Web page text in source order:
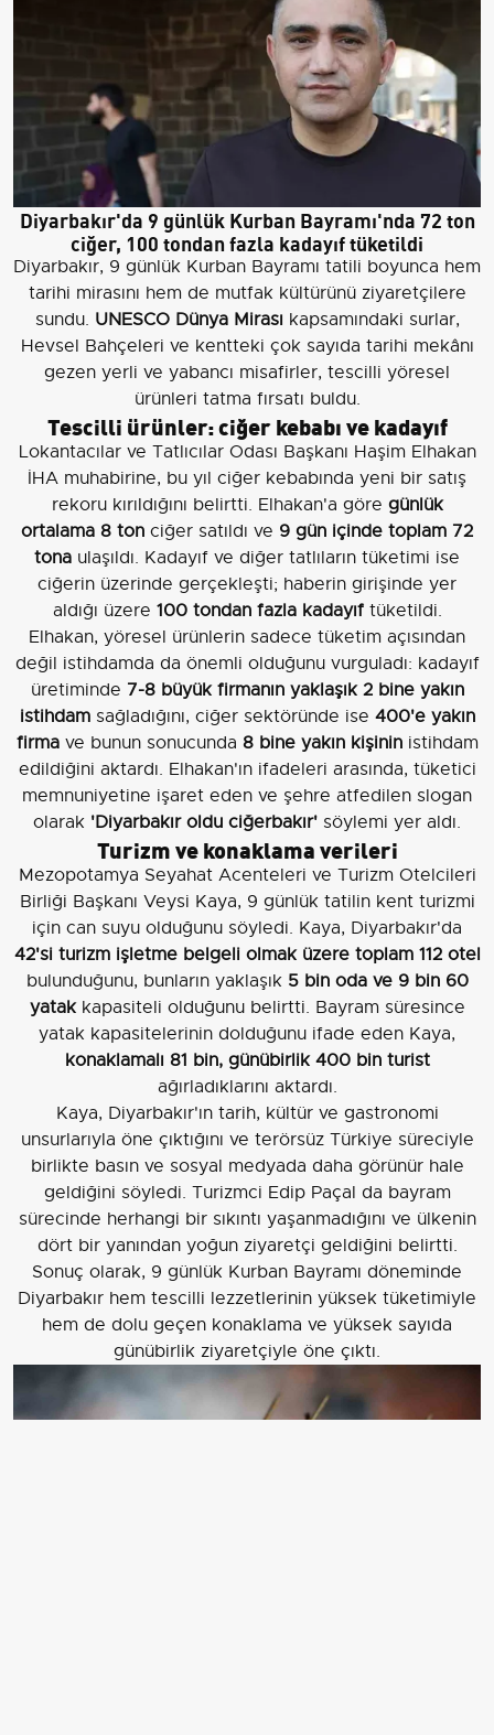
Diyarbakır'da 9 günlük Kurban Bayramı'nda 72 ton
ciğer, 100 tondan fazla kadayıf tüketildi
Diyarbakır, 9 günlük Kurban Bayramı tatili boyunca hem
tarihi mirasını hem de mutfak kültürünü ziyaretçilere
sundu. UNESCO Dünya Mirası kapsamındaki surlar,
Hevsel Bahçeleri ve kentteki çok sayıda tarihi mekânı
gezen yerli ve yabancı misafirler, tescilli yöresel
ürünleri tatma fırsatı buldu.
Tescilli ürünler: ciğer kebabı ve kadayıf
Lokantacılar ve Tatlıcılar Odası Başkanı Haşim Elhakan
İHA muhabirine, bu yıl ciğer kebabında yeni bir satış
rekoru kırıldığını belirtti. Elhakan'a göre günlük
ortalama 8 ton ciğer satıldı ve 9 gün içinde toplam 72
tona ulaşıldı. Kadayıf ve diğer tatlıların tüketimi ise
ciğerin üzerinde gerçekleşti; haberin girişinde yer
aldığı üzere 100 tondan fazla kadayıftüketildi.
Elhakan, yöresel ürünlerin sadece tüketim açısından
değil istihdamda da önemli olduğunu vurguladı: kadayıf
üretiminde 7-8 büyük firmanın yaklaşık 2 bine yakın
istihdamsağladığını, ciğer sektöründe ise 400'e yakın
firmave bunun sonucunda 8 bine yakın kişininistihdam
edildiğini aktardı. Elhakan'ın ifadeleri arasında, tüketici
memnuniyetine işaret eden ve şehre atfedilen slogan
olarak 'Diyarbakır oldu ciğerbakır' söylemi yer aldı.
Turizm ve konaklama verileri
Mezopotamya Seyahat Acenteleri ve Turizm Otelcileri
Birliği Başkanı Veysi Kaya, 9 günlük tatilin kent turizmi
için can suyu olduğunu söyledi. Kaya, Diyarbakır'da
42'si turizm işletme belgeli olmak üzere toplam 112 otel
bulunduğunu, bunların yaklaşık 5 bin oda ve 9 bin 60
yatakkapasiteli olduğunu belirtti. Bayram süresince
yatak kapasitelerinin dolduğunu ifade eden Kaya,
konaklamalı 81 bin, günübirlik 400 bin turist
ağırladıklarını aktardı.
Kaya, Diyarbakır'ın tarih, kültür ve gastronomi
unsurlarıyla öne çıktığını ve terörsüz Türkiye süreciyle
birlikte basın ve sosyal medyada daha görünür hale
geldiğini söyledi. Turizmci Edip Paçal da bayram
sürecinde herhangi bir sıkıntı yaşanmadığını ve ülkenin
dört bir yanından yoğun ziyaretçi geldiğini belirtti.
Sonuç olarak, 9 günlük Kurban Bayramı döneminde
Diyarbakır hem tescilli lezzetlerinin yüksek tüketimiyle
hem de dolu geçen konaklama ve yüksek sayıda
günübirlik ziyaretçiyle öne çıktı.